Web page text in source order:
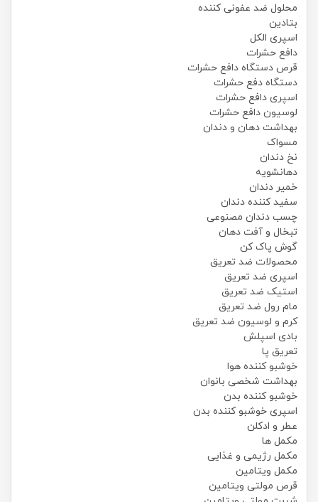
محلول ضد عفونی کننده
بتادین
اسپری الکل
دافع حشرات
قرص دستگاه دافع حشرات
دستگاه دفع حشرات
اسپری دافع حشرات
لوسیون دافع حشرات
بهداشت دهان و دندان
مسواک
نخ دندان
دهانشویه
خمیر دندان
سفید کننده دندان
چسب دندان مصنوعی
تبخال و آفت دهان
گوش پاک کن
محصولات ضد تعریق
اسپری ضد تعریق
استیک ضد تعریق
مام رول ضد تعریق
کرم و لوسیون ضد تعریق
بادی اسپلش
تعریق پا
خوشبو کننده هوا
بهداشت شخصی بانوان
خوشبو کننده بدن
اسپری خوشبو کننده بدن
عطر و ادکلن
مکمل ها
مکمل رژیمی و غذایی
مکمل ویتامین
قرص مولتی ویتامین